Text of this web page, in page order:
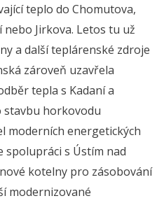
teplo do Chomutova,
nebo Jirkova. Letos tu už
a další teplárenské zdroje
zároveň uzavřela
tepla s Kadaní a
stavbu horkovodu
moderních energetických
spolupráci s Ústím nad
kotelny pro zásobování
modernizované